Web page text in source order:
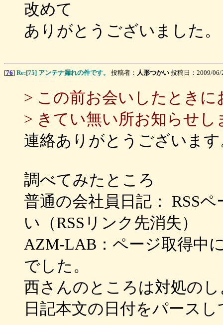
改めて
ありがとうございました。
[76] Re:[75] アンテナ漏れの件です。 投稿者： 人形つかい 投稿日：2009/
> この前お会いしたとき
> きてい無い所お知らせし
連絡ありがとうございま
調べてみたところ
普通の会社員日記： RSS
い（RSSリンク先消失）
AZM-LAB：ページ取得中
でした。
西さんのところは対処の
日記本文の日付をパース